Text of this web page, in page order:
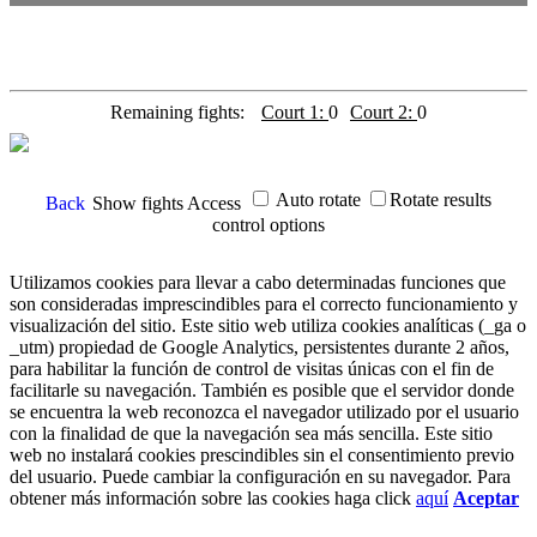
Remaining fights: Court 1: 0 Court 2: 0
Back Auto rotate Rotate results
Show fightsAccess
control options
Utilizamos cookies para llevar a cabo determinadas funciones que
son consideradas imprescindibles para el correcto funcionamiento y
visualización del sitio. Este sitio web utiliza cookies analíticas (_ga o
_utm) propiedad de Google Analytics, persistentes durante 2 años,
para habilitar la función de control de visitas únicas con el fin de
facilitarle su navegación. También es posible que el servidor donde
se encuentra la web reconozca el navegador utilizado por el usuario
con la finalidad de que la navegación sea más sencilla. Este sitio
web no instalará cookies prescindibles sin el consentimiento previo
del usuario. Puede cambiar la configuración en su navegador. Para
obtener más información sobre las cookies haga click aquí Aceptar